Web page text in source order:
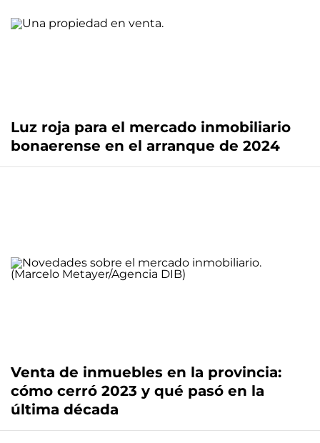
Luz roja para el mercado inmobiliario
bonaerense en el arranque de 2024
Venta de inmuebles en la provincia:
cómo cerró 2023 y qué pasó en la
última década